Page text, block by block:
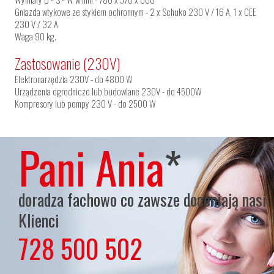
Gniazda wtykowe ze stykiem ochronnym - 2 x Schuko 230 V / 16 A, 1 x CEE
230 V / 32 A
Waga 90 kg.
Zastosowanie (230V)
Elektronarzędzia 230V - do 4800 W
Urządzenia ogrodnicze lub budowlane 230V - do 4500W
Kompresory lub pompy 230 V - do 2500 W
Pani Ania*
doradza fachowo co zawsze doceniają nasi
Klienci
728 500 502